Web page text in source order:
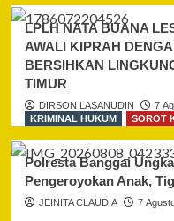
LPLH NATA BUANA
AWALI KIPRAH
BERSIHKAN
TIMUR
DIRSON LASANUDIN 7
KRIMINAL HUKUM
SOROT
Polresta Banggai
Pengeroyokan Anak,
JEINITA CLAUDIA 7